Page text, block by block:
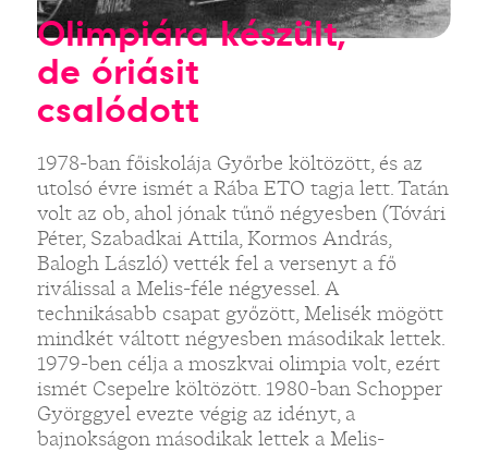
Olimpiára készült,
de óriásit
csalódott
1978-ban főiskolája Győrbe költözött, és az
utolsó évre ismét a Rába ETO tagja lett. Tatán
volt az ob, ahol jónak tűnő négyesben (Tóvári
Péter, Szabadkai Attila, Kormos András,
Balogh László) vették fel a versenyt a fő
riválissal a Melis-féle négyessel. A
technikásabb csapat győzött, Melisék mögött
mindkét váltott négyesben másodikak lettek.
1979-ben célja a moszkvai olimpia volt, ezért
ismét Csepelre költözött. 1980-ban Schopper
Györggyel evezte végig az idényt, a
bajnokságon másodikak lettek a Melis-